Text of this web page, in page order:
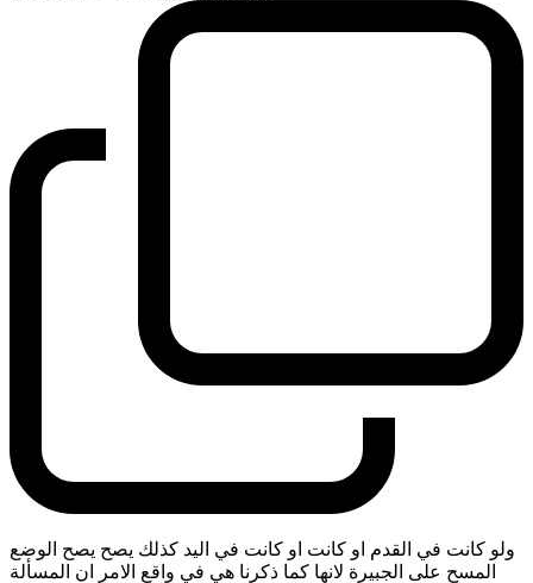
ولو كانت في القدم او كانت او كانت في اليد كذلك يصح يصح الوضع
المسح على الجبيرة لانها كما ذكرنا هي في واقع الامر ان المسألة